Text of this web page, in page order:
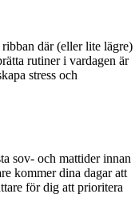
där (eller lite lägre)
rutiner i vardagen är
stress och
sov- och mattider innan
kommer dina dagar att
för dig att prioritera